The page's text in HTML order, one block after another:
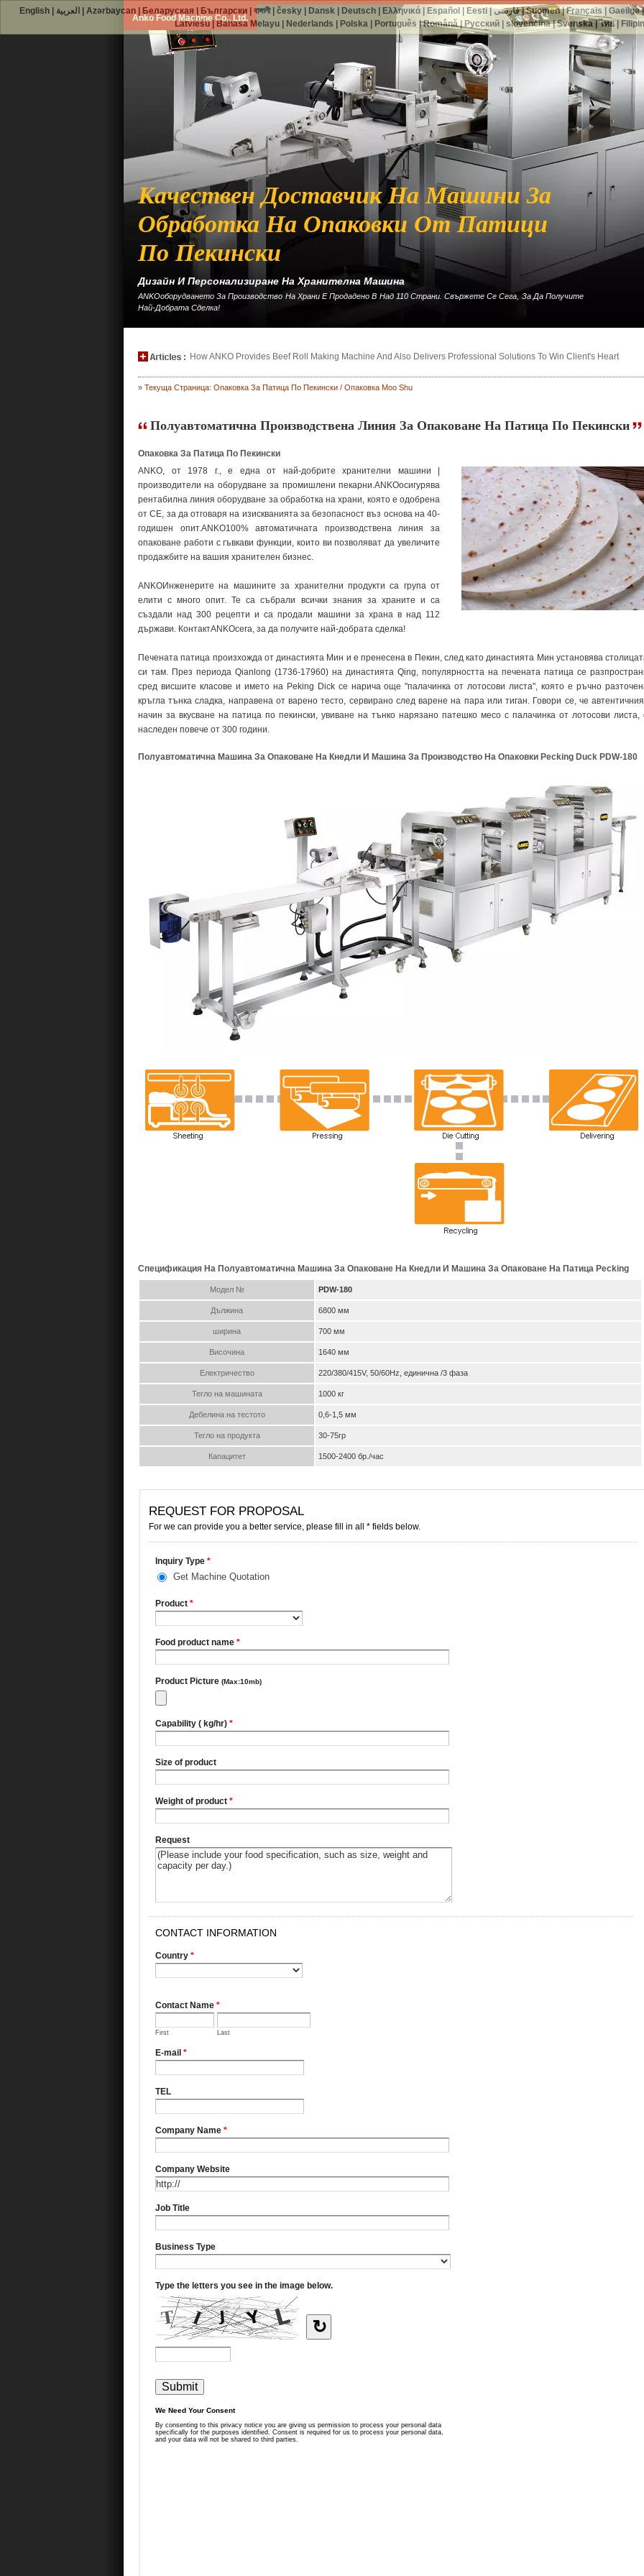
Anko Food Machine Co., Ltd.
Качествен Доставчик На Машини За
Обработка На Опаковки От Патици
По Пекински
Дизайн И Персонализиране На Хранителна Машина
ANKOоборудването За Производство На Храни Е Продадено В Над 110 Страни. Свържете Се Сега, За Да Получите
Най-Добрата Сделка!
How ANKO Provides Beef Roll Making Machine And Also Delivers Professional Solutions To Win Client's Heart
» Текуща Страница: Опаковка За Патица По Пекински / Опаковка Moo Shu
Полуавтоматична Производствена Линия За Опаковане На Патица По Пекински
Опаковка За Патица По Пекински
ANKO, от 1978 г., е една от най-добрите хранителни машини |
производители на оборудване за промишлени пекарни.ANKOосигурява
рентабилна линия оборудване за обработка на храни, която е одобрена
от CE, за да отговаря на изискванията за безопасност въз основа на 40-
годишен опит.ANKO100% автоматичната производствена линия за
опаковане работи с гъвкави функции, които ви позволяват да увеличите
продажбите на вашия хранителен бизнес.
ANKOИнженерите на машините за хранителни продукти са група от
елити с много опит. Те са събрали всички знания за храните и са
създали над 300 рецепти и са продали машини за храна в над 112
държави. КонтактANKOсега, за да получите най-добрата сделка!
Печената патица произхожда от династията Мин и е пренесена в Пекин, след като династията Мин установява
си там. През периода Qianlong (1736-17960) на династията Qing, популярността на печената патица се
сред висшите класове и името на Peking Dick се нарича още "палачинка от лотосови листа", която е ръчно
кръгла тънка сладка, направена от варено тесто, сервирано след варене на пара или тиган. Говори се, че
начин за вкусване на патица по пекински, увиване на тънко нарязано патешко месо с палачинка от лотосови листа,
наследен повече от 300 години.
Полуавтоматична Машина За Опаковане На Кнедли И Машина За Производство На Опаковки Pecking Duck PDW-180
Спецификация На Полуавтоматична Машина За Опаковане На Кнедли И Машина За Опаковане На Патица Pecking
Модел № PDW-180
Дължина 6800 мм
ширина 700 мм
Височина 1640 мм
Електричество 220/380/415V, 50/60Hz, единична /3 фаза
Тегло на машината 1000 кг
Дебелина на тестото 0,6-1,5 мм
Тегло на продукта 30-75гр
Капацитет 1500-2400 бр./час
English| العربية Azərbaycan| Беларуская Български| বাঙ্গালী| česky| Dansk| Deutsch| Ελληνικά| Español Eesti|فارسی|Suomen|Français Gaeilge
Latviešu|Bahasa Melayu Nederlands Polska Português |Română|Русский |slovenčina|Svenska|ไทย|